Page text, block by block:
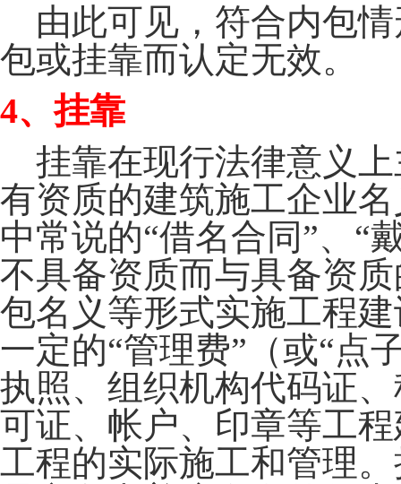
由此可见，符合内包情
包或挂靠而认定无效。
4、挂靠
挂靠在现行法律意义上
有资质的建筑施工企业
中常说的“借名合同”、“
不具备资质而与具备资
包名义等形式实施工程
一定的“管理费”（或“点
执照、组织机构代码证
可证、帐户、印章等工
工程的实际施工和管理